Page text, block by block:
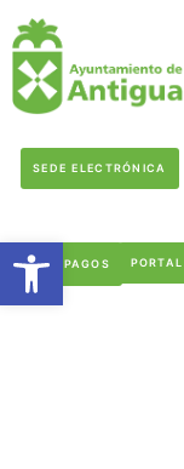
SEDE ELECTRÓNICA
PAGOS
Abrir